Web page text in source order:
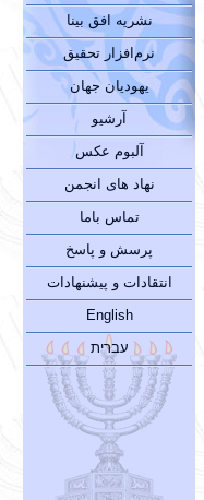
نشریه افق بینا
نرم‌افزار تحقیق
یهودیان جهان
آرشیو
آلبوم عکس
نهاد های انجمن
تماس باما
پرسش و پاسخ
انتقادات و پیشنهادات
English
עברית